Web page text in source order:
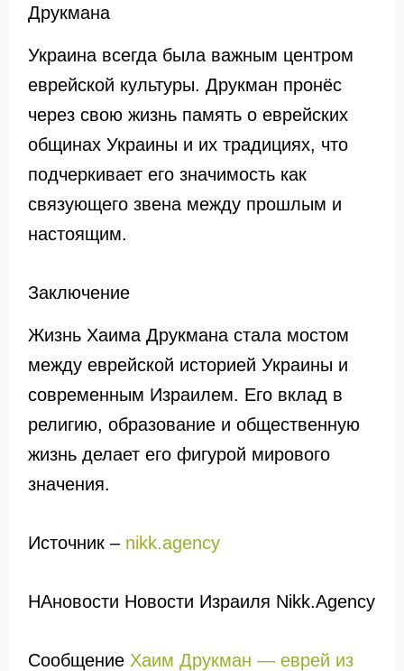
Друкмана
Украина всегда была важным центром
еврейской культуры. Друкман пронёс
через свою жизнь память о еврейских
общинах Украины и их традициях, что
подчеркивает его значимость как
связующего звена между прошлым и
настоящим.
Заключение
Жизнь Хаима Друкмана стала мостом
между еврейской историей Украины и
современным Израилем. Его вклад в
религию, образование и общественную
жизнь делает его фигурой мирового
значения.
Источник – nikk.agency
НАновости Новости Израиля Nikk.Agency
Сообщение Хаим Друкман — еврей из